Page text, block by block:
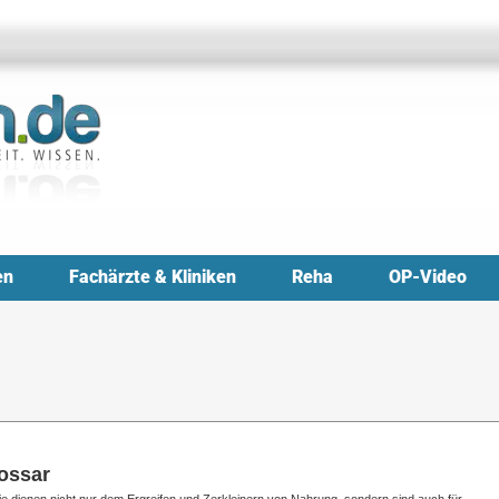
Fachärzte & Kliniken Reha OP-Video